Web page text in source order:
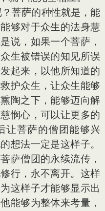
萨的种性就是，能
够对于众生的法身慧
说，如果一个菩萨，
生被错误的知见所误
起来，以他所知道的
护众生，让众生能够
陶之下，能够迈向解
悯心，可以让更多的
让菩萨的僧团能够兴
想法一定是这样子。
萨僧团的永续流传，
行，永不离开。这样
这样子才能够显示出
能够为整体来考量，